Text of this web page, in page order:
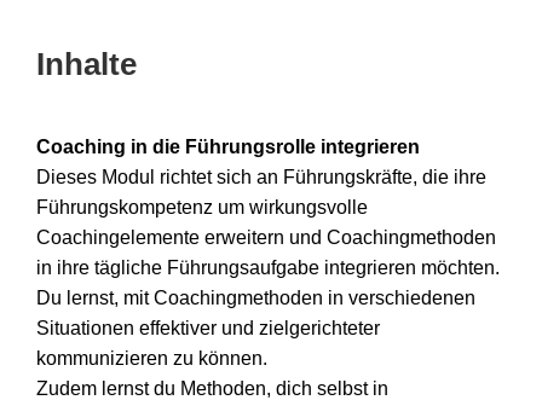
Inhalte
Coaching in die Führungsrolle integrieren
Dieses Modul richtet sich an Führungskräfte, die ihre
Führungskompetenz um wirkungsvolle
Coachingelemente erweitern und Coachingmethoden
in ihre tägliche Führungsaufgabe integrieren möchten.
Du lernst, mit Coachingmethoden in verschiedenen
Situationen effektiver und zielgerichteter
kommunizieren zu können.
Zudem lernst du Methoden, dich selbst in